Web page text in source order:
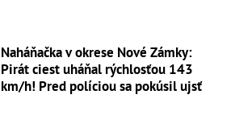
Naháňačka v okrese Nové Zámky:
Pirát ciest uháňal rýchlosťou 143
km/h! Pred políciou sa pokúsil ujsť